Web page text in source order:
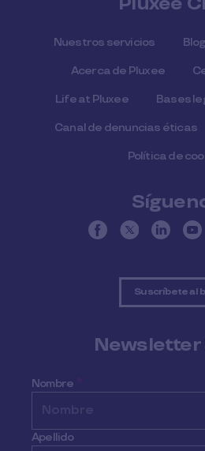
Nuestros servicios Blog
Acerca de Pluxee
Life at Pluxee Bases
Canal de denuncias éticas
Política de
Suscríbete al
Newsletter
Nombre *
Apellido